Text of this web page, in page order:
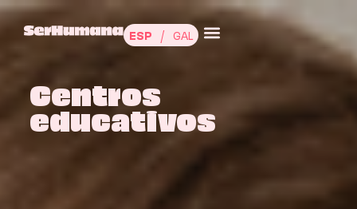
ESP GAL
Centros
educativos